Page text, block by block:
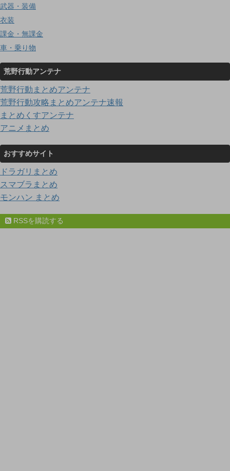
武器・装備
衣装
課金・無課金
車・乗り物
荒野行動アンテナ
荒野行動まとめアンテナ
荒野行動攻略まとめアンテナ速報
まとめくすアンテナ
アニメまとめ
おすすめサイト
ドラガリまとめ
スマブラまとめ
モンハン まとめ
RSSを購読する